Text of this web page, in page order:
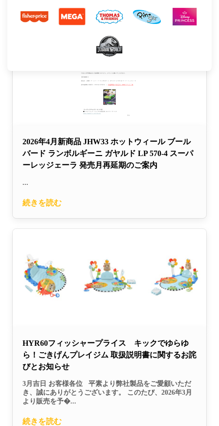
2026年4月新商品 JHW33 ホットウィール ブール
バード ランボルギーニ ガヤルド LP 570-4 スーパ
ーレッジェーラ 発売月再延期のご案内
続きを読む
HYR60フィッシャープライス キックでゆらゆ
ら！ごきげんプレイジム 取扱説明書に関するお詫
びとお知らせ
3月吉日 お客様各位 平素より弊社製品をご愛顧いただ
き、誠にありがとうございます。 このたび、2026年3月
より販売を予�...
続きを読む